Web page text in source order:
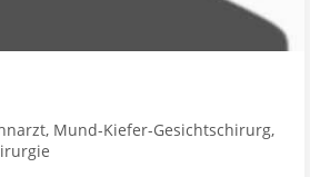
Mund-Kiefer-Gesichtschirurg,